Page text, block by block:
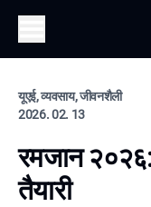
यूएई, व्यवसाय, जीवनशैली
2026. 02. 13
रमजान
तैयारी